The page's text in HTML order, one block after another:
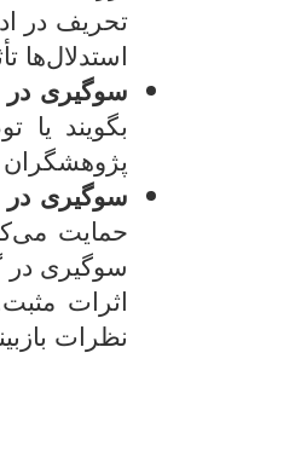
تحریف در
استدلال‌ها
سوگیری در
بگویند
پژوهشگران
سوگیری
حمایت
سوگیری در
اثرات
نظرات